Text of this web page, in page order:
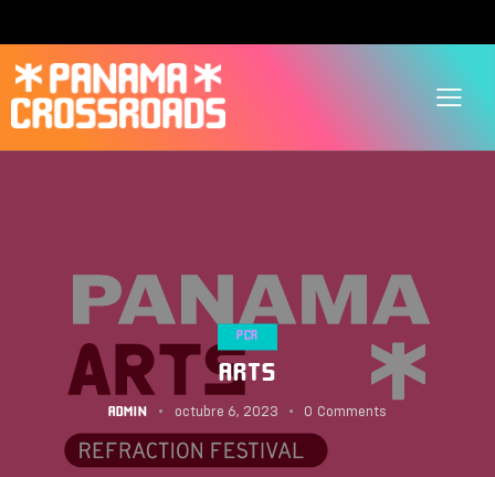
PCR
ARTS
ADMIN octubre 6, 2023 0 Comments